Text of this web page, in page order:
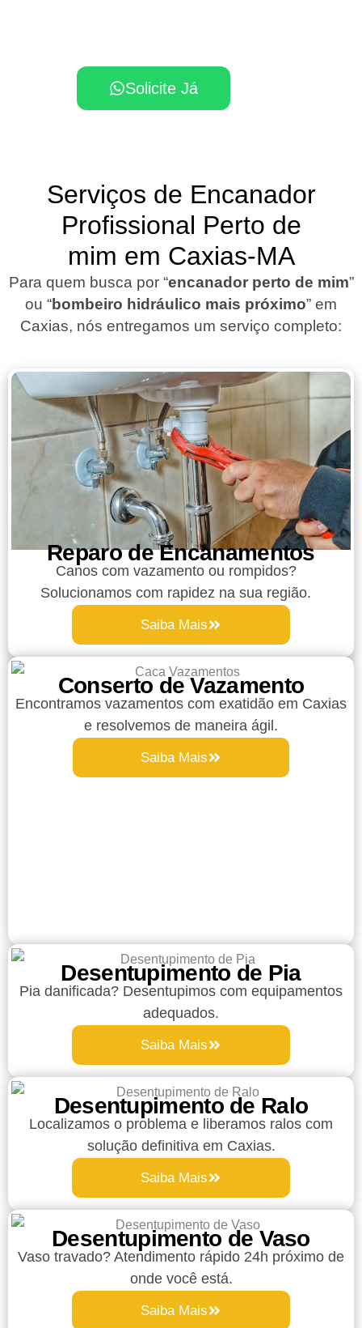
Solicite Já
Serviços de Encanador
Profissional Perto de
mim em Caxias-MA
Para quem busca por “encanador perto de mim”
ou “bombeiro hidráulico mais próximo” em
Caxias, nós entregamos um serviço completo:
Reparo de Encanamentos
Canos com vazamento ou rompidos?
Solucionamos com rapidez na sua região.
Saiba Mais
Conserto de Vazamento
Encontramos vazamentos com exatidão em Caxias
e resolvemos de maneira ágil.
Saiba Mais
Desentupimento de Pia
Pia danificada? Desentupimos com equipamentos
adequados.
Saiba Mais
Desentupimento de Ralo
Localizamos o problema e liberamos ralos com
solução definitiva em Caxias.
Saiba Mais
Desentupimento de Vaso
Vaso travado? Atendimento rápido 24h próximo de
onde você está.
Saiba Mais